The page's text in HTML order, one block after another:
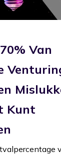
Van
Kunt